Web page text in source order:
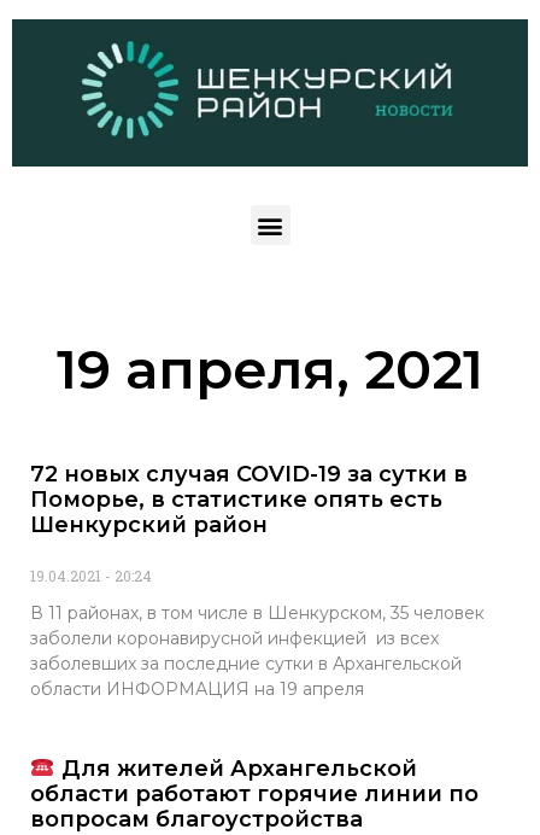
19 апреля, 2021
72 новых случая COVID-19 за сутки в
Поморье, в статистике опять есть
Шенкурский район
19.04.2021 20:24
В 11 районах, в том числе в Шенкурском, 35 человек
заболели коронавирусной инфекцией из всех
заболевших за последние сутки в Архангельской
области ИНФОРМАЦИЯ на 19 апреля
Для жителей Архангельской
области работают горячие линии по
вопросам благоустройства